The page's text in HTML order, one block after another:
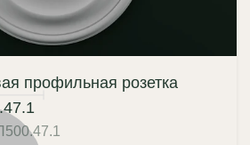
профильная розетка